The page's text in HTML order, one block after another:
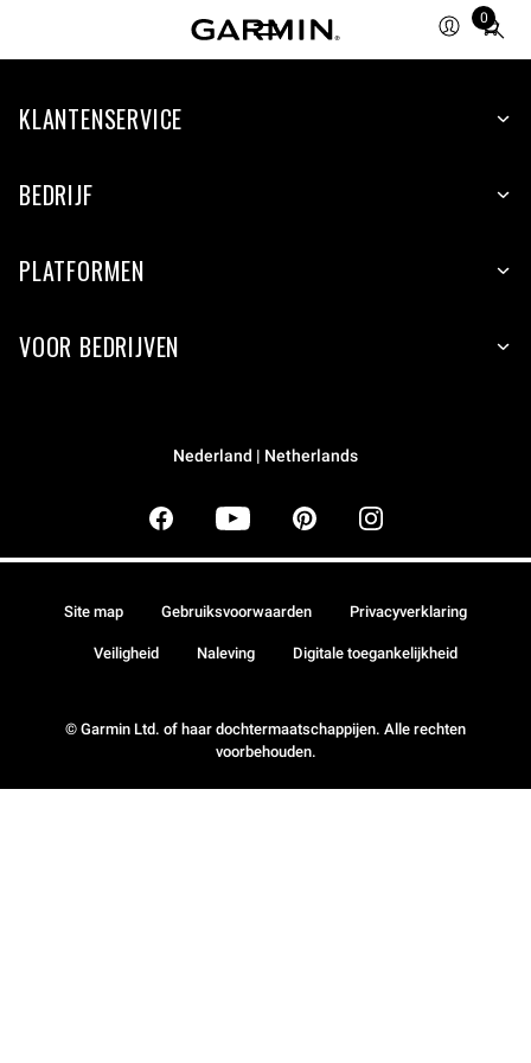
0
Total
items
cart:
KLANTENSERVICE
BEDRIJF
PLATFORMEN
VOOR BEDRIJVEN
Nederland | Netherlands
© Garmin Ltd. of haar dochtermaatschappijen. Alle rechten
voorbehouden.
Site map Gebruiksvoorwaarden Privacyverklaring
Veiligheid Naleving Digitale toegankelijkheid